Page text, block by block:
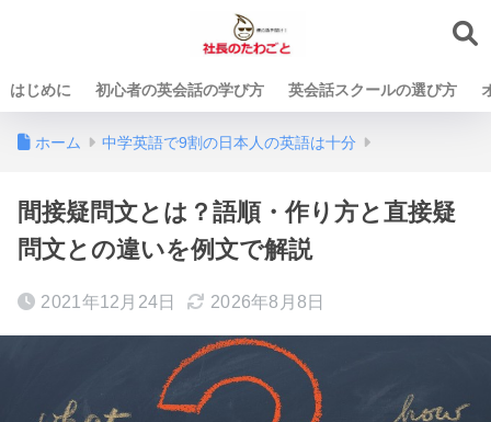
はじめに 初心者の英会話の学び方 英会話スクールの選び方
ホーム 中学英語で9割の日本人の英語は十分
間接疑問文とは？語順・作り方と直接疑
問文との違いを例文で解説
2021年12月24日 2026年8月8日